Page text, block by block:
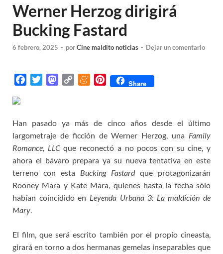
Werner Herzog dirigirá
Bucking Fastard
6 febrero, 2025 - porCine maldito noticias - Dejar un comentario
o
o
k
t
e
r
M
o
d
o
n
L
i
n
k
M
a
m
e
P
e
r
e
s
t
Share
Han pasado ya más de cinco años desde el último
largometraje de ficción de Werner Herzog, una Family
Romance, LLCque reconectó a no pocos con su cine, y
ahora el bávaro prepara ya su nueva tentativa en este
terreno con esta Bucking Fastardque protagonizarán
Rooney Mara y Kate Mara, quienes hasta la fecha sólo
habían coincidido en Leyenda Urbana 3: La maldición de
Mary.
El film, que será escrito también por el propio cineasta,
girará en torno a dos hermanas gemelas inseparables que